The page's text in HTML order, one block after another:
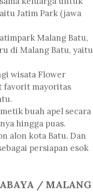
Jatim Park (jawa
Malang Batu,
di Malang Batu, yaitu
wisata Flower
favorit mayoritas
buah apel secara
hingga puas.
alon kota Batu. Dan
persiapan esok
/ MALANG